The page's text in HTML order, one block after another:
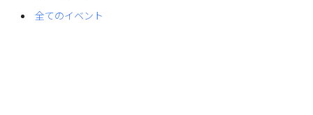
全てのイベント